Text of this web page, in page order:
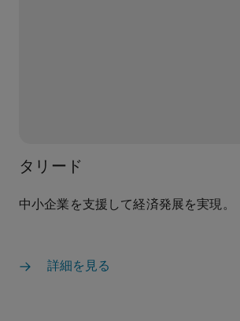
タリード
中小企業を支援して経済発展を実現。
詳細を見る